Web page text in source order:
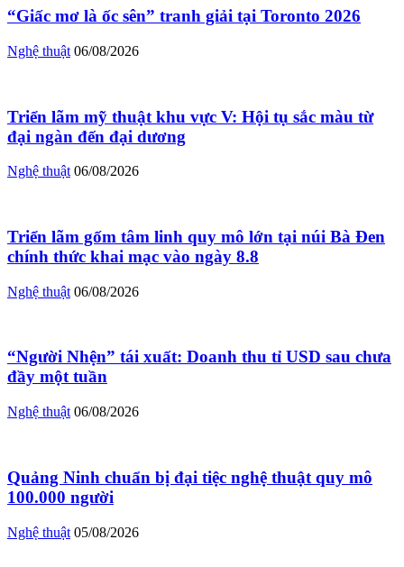
“Giấc mơ là ốc sên” tranh giải tại Toronto 2026
Nghệ thuật 06/08/2026
Triển lãm mỹ thuật khu vực V: Hội tụ sắc màu từ
đại ngàn đến đại dương
Nghệ thuật 06/08/2026
Triển lãm gốm tâm linh quy mô lớn tại núi Bà Đen
chính thức khai mạc vào ngày 8.8
Nghệ thuật 06/08/2026
“Người Nhện” tái xuất: Doanh thu tỉ USD sau chưa
đầy một tuần
Nghệ thuật 06/08/2026
Quảng Ninh chuẩn bị đại tiệc nghệ thuật quy mô
100.000 người
Nghệ thuật 05/08/2026